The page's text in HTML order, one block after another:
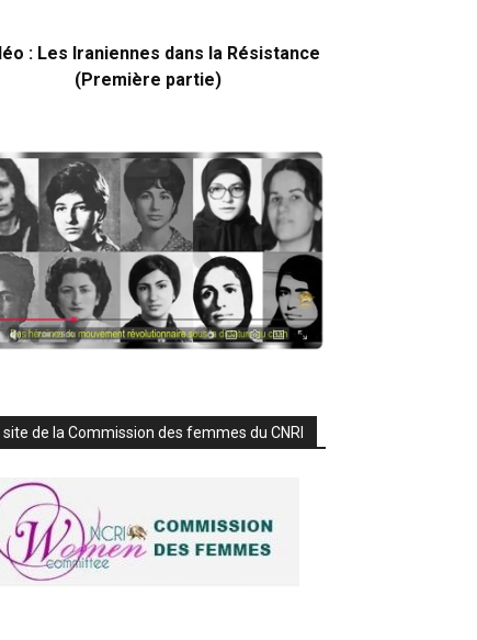
: Les Iraniennes dans la Résistance
(Première partie)
site de la Commission des femmes du CNRI